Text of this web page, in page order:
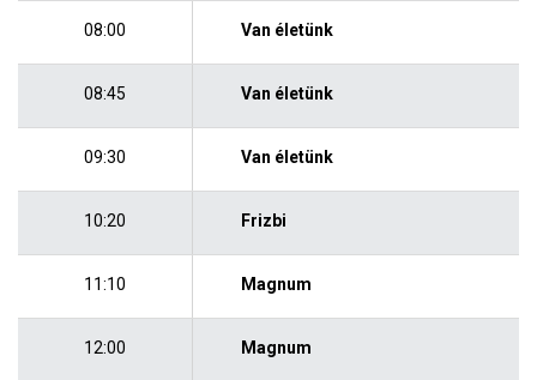
08:00 Van életünk
08:45 Van életünk
09:30 Van életünk
10:20 Frizbi
11:10 Magnum
12:00 Magnum